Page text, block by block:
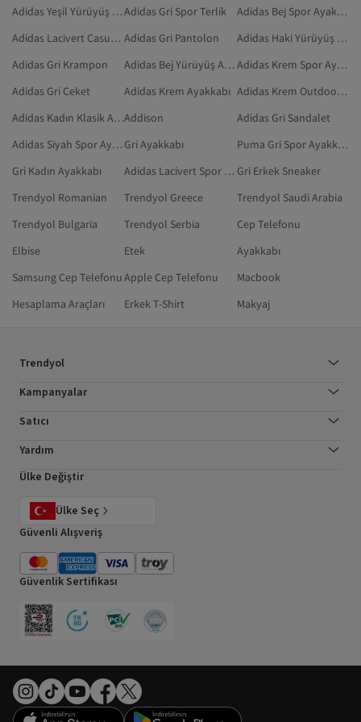
Adidas Yeşil Yürüyüş AyakkabısıAdidas Gri Spor Terlik
Adidas Bej Spor Ayakkabı
Adidas Lacivert Casual Ayakkabı Adidas Gri Pantolon
Adidas Haki Yürüyüş Ayakkabısı
Adidas Gri Krampon
Adidas Bej Yürüyüş Ayakkabısı
Adidas Krem Spor Ayakkabı
Adidas Gri Ceket
Adidas Krem Ayakkabı
Adidas Krem Outdoor Ayakkabı
Adidas Kadın Klasik AyakkabıAddison
Adidas Gri Sandalet
Adidas Siyah Spor Ayakkabı Gri Ayakkabı
Puma Gri Spor Ayakkabı
Gri Kadın Ayakkabı
Adidas Lacivert Spor Ayakkabı Gri Erkek Sneaker
Trendyol Romanian
Trendyol Greece
Trendyol Saudi Arabia
Trendyol Bulgaria
Trendyol Serbia
Cep Telefonu
Elbise
Etek
Ayakkabı
Samsung Cep TelefonuApple Cep Telefonu
Macbook
Hesaplama Araçları
Erkek T-Shirt Makyaj
Trendyol
Kampanyalar
Satıcı
Yardım
Ülke Değiştir
Ülke Seç
Güvenli Alışveriş
Güvenlik Sertifikası